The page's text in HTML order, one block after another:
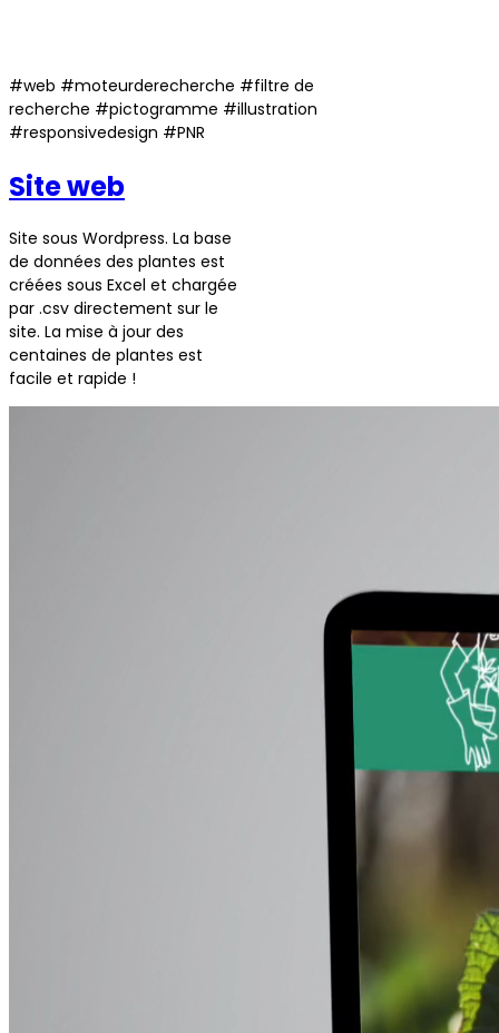
#web #moteurderecherche #filtre de
recherche #pictogramme #illustration
#responsivedesign #PNR
Site web
Site sous Wordpress. La base
de données des plantes est
créées sous Excel et chargée
par .csv directement sur le
site. La mise à jour des
centaines de plantes est
facile et rapide !